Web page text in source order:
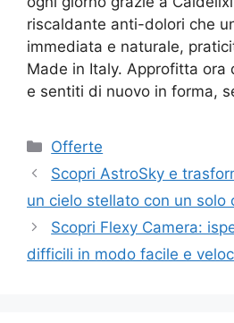
riscaldante anti-dolori che
immediata e naturale,
Made in Italy. Approfitta ora
e sentiti di nuovo in forma,
Categorie
Offerte
Scopri AstroSky e
un cielo stellato con un solo
Scopri Flexy Camera:
difficili in modo facile e